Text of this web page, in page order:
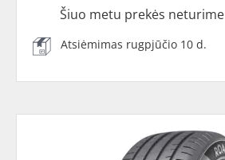
Šiuo metu prekės neturime
Atsiėmimas rugpjūčio 10 d.